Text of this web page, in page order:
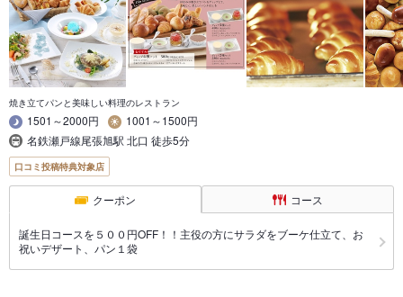
焼き立てパンと美味しい料理のレストラン
1501～2000円
1001～1500円
名鉄瀬戸線尾張旭駅 北口 徒歩5分
口コミ投稿特典対象店
クーポン コース
誕生日コースを５００円OFF！！主役の方にサラダをブーケ仕立て、お
祝いデザート、パン１袋